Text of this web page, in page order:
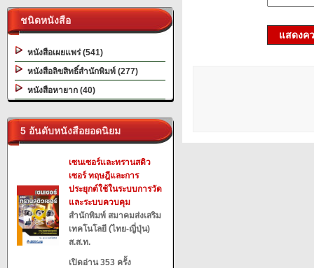
ชนิดหนังสือ
หนังสือเผยแพร่ (541)
หนังสือลิขสิทธิ์สำนักพิมพ์ (277)
หนังสือหายาก (40)
5 อันดับหนังสือยอดนิยม
เซนเซอร์และทรานสดิว
เซอร์ ทฤษฎีและการ
ประยุกต์ใช้ในระบบการวัด
และระบบควบคุม
สำนักพิมพ์ สมาคมส่งเสริม
เทคโนโลยี (ไทย-ญี่ปุ่น)
ส.ส.ท.
เปิดอ่าน 353 ครั้ง
แสดงค